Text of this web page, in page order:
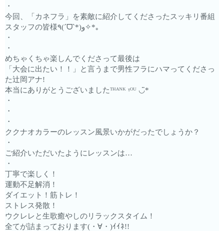
・
今回、「カネフラ」を素敵に紹介してくださったスッキリ番組
スタッフの皆様٩(ˊᗜˋ*)و✧*｡
・
・
めちゃくちゃ楽しんでくださって最後は
「大会に出たい！！」と言うまで男性フラにハマってくださっ
た辻岡アナ!
本当にありがとうございましたᵀᴴᴬᴺᴷ ᵞᴼᵁ ◡̈*
・
・
・
ククナオカラーのレッスン風景いかがだったでしょうか？
・
ご紹介いただいたようにレッスンは…
・
丁寧で楽しく！
運動不足解消！
ダイエット！筋トレ！
ストレス発散！
ウクレレと生歌癒やしのリラックスタイム！
全てが詰まっております(・∀・)ｲｲﾈ!!